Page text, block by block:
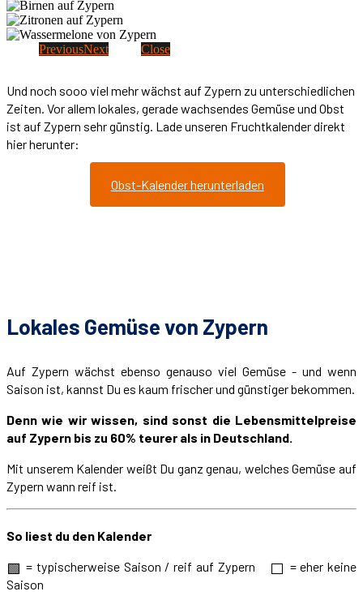
PreviousNext Close
Und noch sooo viel mehr wächst auf Zypern zu unterschiedlichen
Zeiten. Vor allem lokales, gerade wachsendes Gemüse und Obst
ist auf Zypern sehr günstig. Lade unseren Fruchtkalender direkt
hier herunter:
Obst-Kalender herunterladen
Lokales Gemüse von Zypern
Auf Zypern wächst ebenso genauso viel Gemüse - und wenn
Saison ist, kannst Du es kaum frischer und günstiger bekommen.
Denn wie wir wissen, sind sonst die Lebensmittelpreise
auf Zypern bis zu 60% teurer als in Deutschland.
Mit unserem Kalender weißt Du ganz genau, welches Gemüse auf
Zypern wann reif ist.
So liest du den Kalender
🟩 = typischerweise Saison / reif auf Zypern ⬜ = eher keine
Saison